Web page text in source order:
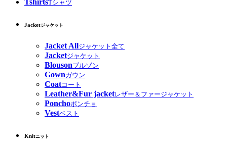
TshirtsTシャツ
Jacketジャケット
Jacket Allジャケット全て
Jacketジャケット
Blousonブルゾン
Gownガウン
Coatコート
Leather&Fur jacketレザー＆ファージャケット
Ponchoポンチョ
Vestベスト
Knitニット